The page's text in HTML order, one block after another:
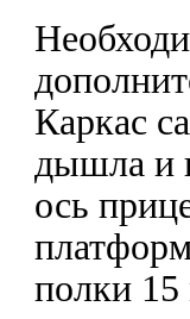
Каркас
дышла и
ось
полки